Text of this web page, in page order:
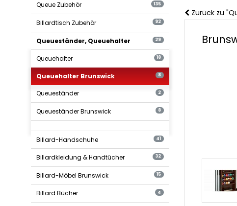
Zurück zu
Queue Zubehör 135
Billardtisch Zubehör 92
Queueständer, Queuehalter 29
Queuehalter 18
Queuehalter Brunswick 8
Queueständer 2
Queueständer Brunswick 8
Billard-Handschuhe 41
Billardkleidung & Handtücher 32
Billard-Möbel Brunswick 15
Billard Bücher 4